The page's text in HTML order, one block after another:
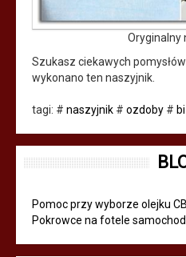
Oryginalny
Szukasz ciekawych
wykonano ten naszyjnik.
tagi: # naszyjnik # ozdoby #
Pomoc przy wyborze olejku
Pokrowce na fotele